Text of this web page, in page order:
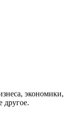
экономики,
другое.